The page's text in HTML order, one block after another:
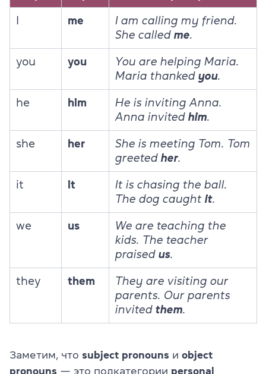
me
I am calling my friend.
She called me
you you
You are helping Maria.
Maria thanked you
he him
He is inviting Anna.
Anna invited him
she her
She is meeting Tom. Tom
greeted her.
it it
It is chasing the ball.
The dog caught it
we us
We are teaching the
kids. The teacher
praised us
they them
They are visiting our
parents. Our parents
invited them
Заметим, что subject pronouns и object
pronouns — это подкатегории personal